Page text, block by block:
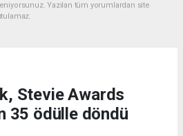
Yazılan tüm yorumlardan site
Stevie Awards
35 ödülle döndü